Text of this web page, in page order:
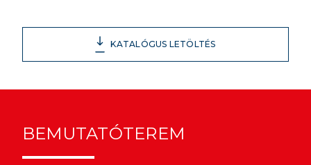
KATALÓGUS LETÖLTÉS
BEMUTATÓTEREM